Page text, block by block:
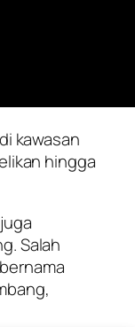
kawasan
hingga
Salah